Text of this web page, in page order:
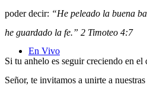
En Vivo
poder decir: “He peleado la buena
he guardado la fe.” 2 Timoteo 4:7
Si tu anhelo es seguir creciendo en
Señor, te invitamos a unirte a